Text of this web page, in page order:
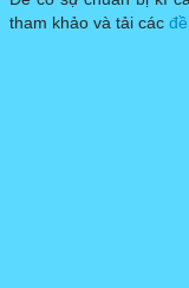
tham khảo và tải các